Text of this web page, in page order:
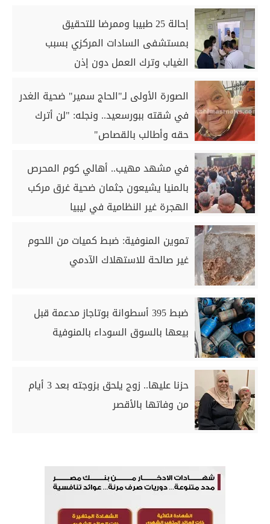
إحالة 25 طبيبا وممرضا للتحقيق
بمستشفى السادات المركزي بسبب
الغياب وترك العمل دون إذن
الصورة الأولى لـ"الحاج سمير" ضحية الغدر
في شقته ببورسعيد.. ونجله: "لن أترك
حقه وأطالب بالقصاص"
في مشهد مهيب.. أهالي كوم المحرص
بالمنيا يشيعون جثمان ضحية غرق مركب
الهجرة غير النظامية في ليبيا
تموين المنوفية: ضبط كميات من اللحوم
غير صالحة للاستهلاك الآدمي
ضبط 395 أسطوانة بوتاجاز مدعمة قبل
بيعها بالسوق السوداء بالمنوفية
حزنا عليها.. زوج يلحق بزوجته بعد 3 أيام
من وفاتها بالأقصر